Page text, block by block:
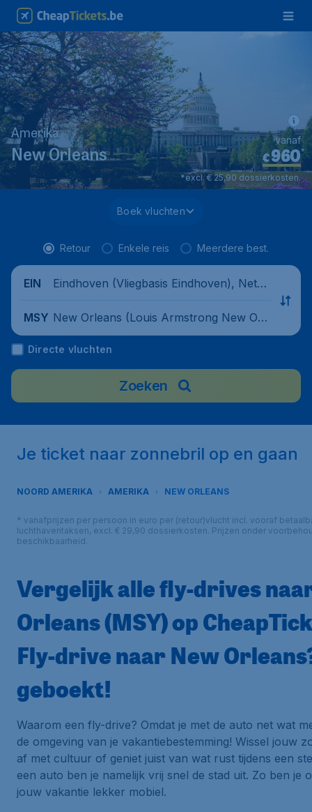
Amerika
New Orleans €960*
vanaf
*excl. € 25,90 dossierkosten.
Boek vluchten
Retour Enkele reis Meerdere best.
EIN
Eindhoven (Vliegbasis Eindhoven), Nethe
MSY New Orleans (Louis Armstrong New Orle
ans International Airport), United States
Directe vluchten
Zoeken
Je ticket naar zonnebril op en gaan
NOORD AMERIKA AMERIKA NEW ORLEANS
* vanafprijzen per persoon in euro per (retour)vlucht incl. vooraf
luchthaventaksen, excl. € 29,90 dossierkosten. Prijzen onder
beschikbaarheid.
Vergelijk alle fly-drives
Orleans (MSY) op
Fly-drive naar New
geboekt!
Waarom een fly-drive? Omdat je met de auto net wat
de omgeving van je vakantiebestemming! Wissel jouw
af met cultuur of geniet juist van wat rust tijdens een
een auto ben je namelijk vrij snel de stad uit. Zo ben je
jouw vakantie lekker mobiel.